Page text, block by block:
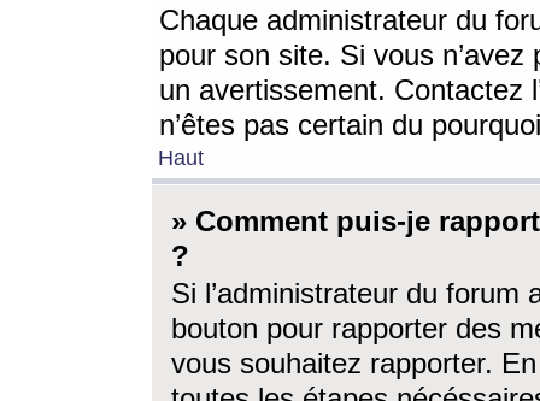
Chaque administrateur du
pour son site. Si vous
un avertissement. Contactez
n’êtes pas certain du
Haut
» Comment puis-je
?
Si l’administrateur du forum
bouton pour rapporter des
vous souhaitez rapporter.